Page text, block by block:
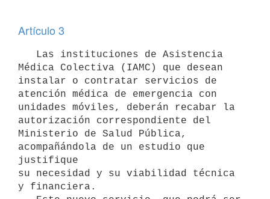
Artículo 3
Médica Colectiva (IAMC) que desean
instalar o contratar servicios de
atención médica de emergencia con
unidades móviles, deberán recabar la
autorización correspondiente del
Ministerio de Salud Pública,
acompañándola de un estudio que
justifique
su necesidad y su viabilidad técnica
y financiera.